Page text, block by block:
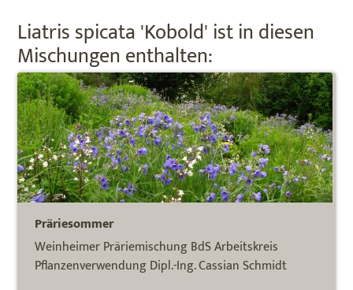
Liatris spicata 'Kobold' ist in diesen
Mischungen enthalten:
Präriesommer
Weinheimer Präriemischung BdS Arbeitskreis
Pflanzenverwendung Dipl.-Ing. Cassian Schmidt